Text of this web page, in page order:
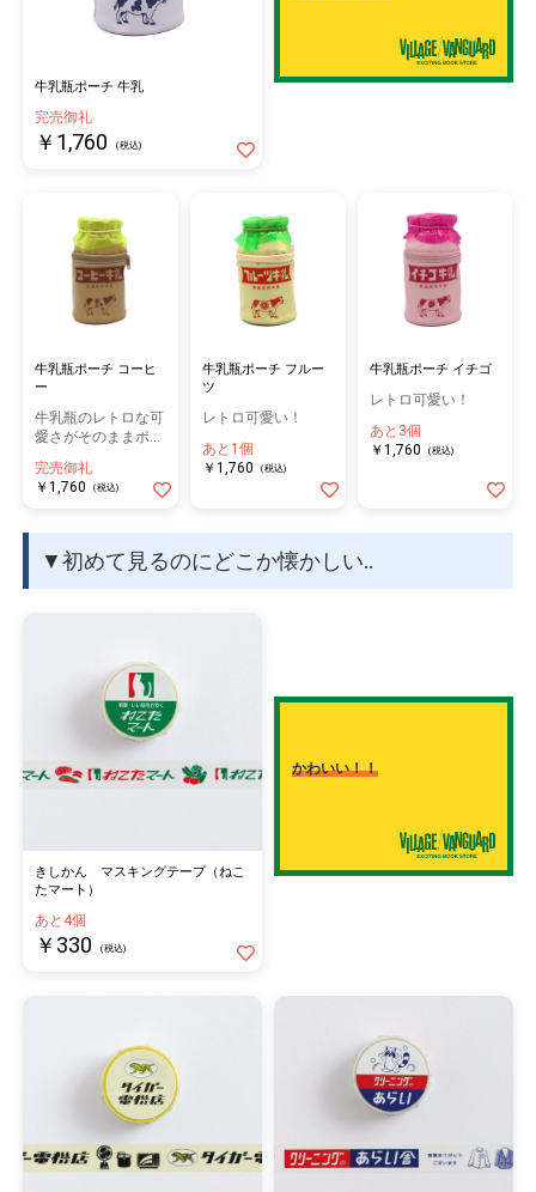
牛乳瓶ポーチ 牛乳
完売御礼
￥1,760 (税込)
牛乳瓶ポーチ コーヒ
ー
牛乳瓶のレトロな可
愛さがそのままポー
完売御礼
￥1,760
(税込)
牛乳瓶ポーチ フルー
ツ
レトロ可愛い！
あと1個
￥1,760
(税込)
牛乳瓶ポーチ イチゴ
レトロ可愛い！
あと3個
￥1,760
(税込)
▼初めて見るのにどこか懐かしい‥
きしかん マスキングテープ（ねこ
たマート）
あと4個
￥330 (税込)
かわいい！！